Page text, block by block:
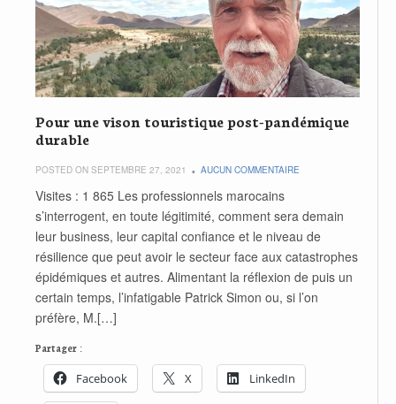
Pour une vison touristique post-pandémique
durable
POSTED ON SEPTEMBRE 27, 2021 AUCUN COMMENTAIRE
Visites : 1 865 Les professionnels marocains
s’interrogent, en toute légitimité, comment sera demain
leur business, leur capital confiance et le niveau de
résilience que peut avoir le secteur face aux catastrophes
épidémiques et autres. Alimentant la réflexion de puis un
certain temps, l’infatigable Patrick Simon ou, si l’on
préfère, M.[…]
Partager :
Facebook X LinkedIn